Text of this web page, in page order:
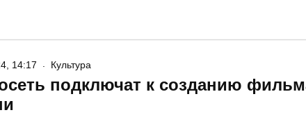
подключат к созданию
14:17 Культура